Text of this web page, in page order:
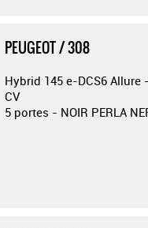
PEUGEOT / 308
Hybrid 145 e-DCS6 Allure
CV
5 portes - NOIR PERLA